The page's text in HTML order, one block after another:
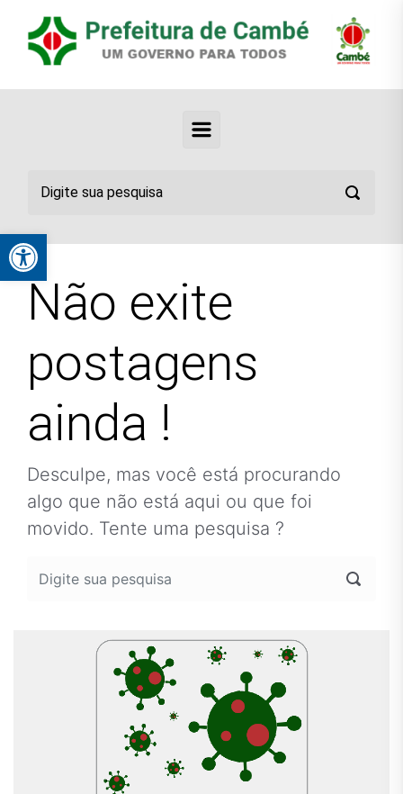
Não exite
postagens
ainda !
Desculpe, mas você está procurando
algo que não está aqui ou que foi
movido. Tente uma pesquisa ?
Abrir a barra de ferramentas